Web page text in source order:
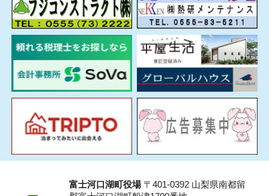
富士河口湖町役場〒401-0392 山梨県南都留